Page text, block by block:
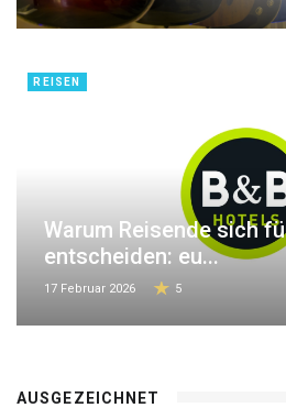
REISEN
Warum Reisende sich
entscheiden: eu...
17 Februar 2026 5
AUSGEZEICHNET